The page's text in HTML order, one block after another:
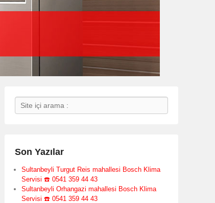
Search
Son Yazılar
Sultanbeyli Turgut Reis mahallesi Bosch Klima
Servisi ☎️ 0541 359 44 43
Sultanbeyli Orhangazi mahallesi Bosch Klima
Servisi ☎️ 0541 359 44 43